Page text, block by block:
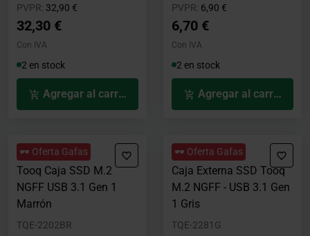
PVPR: Precio rebajado desde
32,90 €
32,30 €
Con IVA
2 en stock
Agregar al carrito
PVPR: Precio rebajado desde
6,90 €
6,70 €
Con IVA
2 en stock
Agregar al carrito
🕶️ Oferta Gafas
Tooq Caja SSD M.2
NGFF USB 3.1 Gen 1
Marrón
TQE-2202BR
🕶️ Oferta Gafas
Caja Externa SSD Tooq
M.2 NGFF - USB 3.1 Gen
1 Gris
TQE-2281G